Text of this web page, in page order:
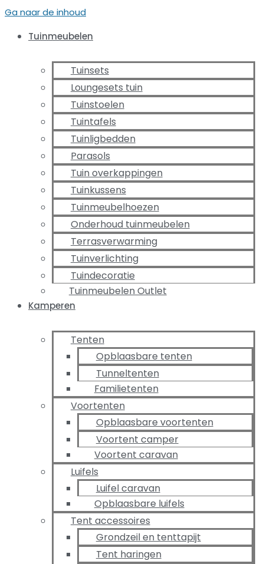
Ga naar de inhoud
Tuinmeubelen
Tuinsets
Loungesets tuin
Tuinstoelen
Tuintafels
Tuinligbedden
Parasols
Tuin overkappingen
Tuinkussens
Tuinmeubelhoezen
Onderhoud tuinmeubelen
Terrasverwarming
Tuinverlichting
Tuindecoratie
Tuinmeubelen Outlet
Kamperen
Tenten
Opblaasbare tenten
Tunneltenten
Familietenten
Voortenten
Opblaasbare voortenten
Voortent camper
Voortent caravan
Luifels
Luifel caravan
Opblaasbare luifels
Tent accessoires
Grondzeil en tenttapijt
Tent haringen